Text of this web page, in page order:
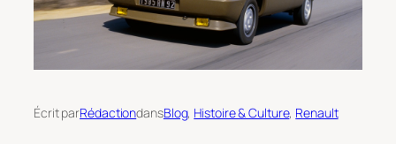
Écrit parRédactiondansBlog, Histoire & Culture, Renault